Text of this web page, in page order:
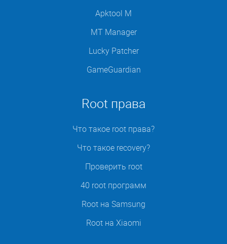
Apktool M
MT Manager
Lucky Patcher
GameGuardian
Root права
Что такое root права?
Что такое recovery?
Проверить root
40 root программ
Root на Samsung
Root на Xiaomi